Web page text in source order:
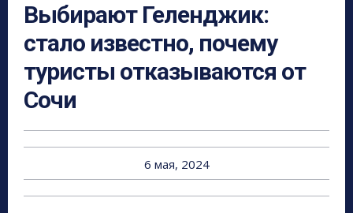
Выбирают Геленджик:
стало известно, почему
туристы отказываются от
Сочи
6 мая, 2024